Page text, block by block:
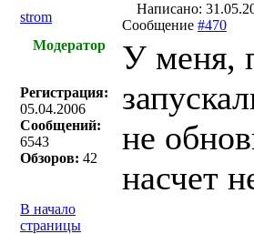
strom
Написано:
Сообщение #470
Модератор
Регистрация:
05.04.2006
Сообщений:
6543
Обзоров: 42
У меня,
не
насчет
В начало
страницы